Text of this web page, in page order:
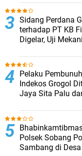
Sidang Perdana
terhadap PT KB
Digelar, Uji
Pelaku
Indekos Grogol
Jaya Sita Palu
Polsek Sobang
Sambang di